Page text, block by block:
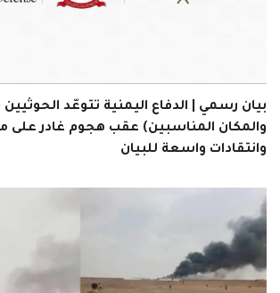
بيان رسمي | الدفاع اليمنية تتوعّد الحوثيين
والمكان المناسبين) عقب هجوم غادر على
وانتقادات واسعة للبيان